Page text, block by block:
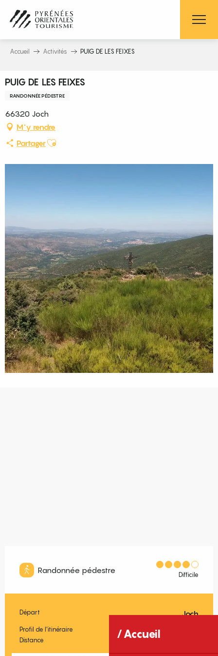
contenu
principal
Accueil
Accueil Activités PUIG DE LES FEIXES
PUIG DE LES FEIXES
RANDONNÉE PÉDESTRE
66320 Joch
M'y rendre
PartagerAjouter aux favoris
Randonnée pédestre Difficile
Informations pratiques
Départ Joch
Profil de l’itinéraire
Distance